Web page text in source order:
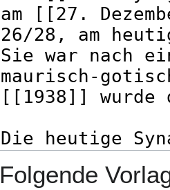
Folgende